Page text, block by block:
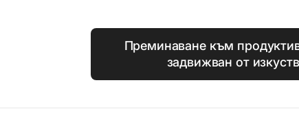
Преминаване към
задвижван от